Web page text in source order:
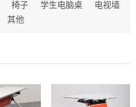
椅子 学生电脑桌
电视墙
其他